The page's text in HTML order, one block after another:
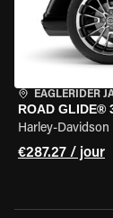
EAGLERIDER
ROAD GLIDE®
Harley-Davidson
€287.27 / jour